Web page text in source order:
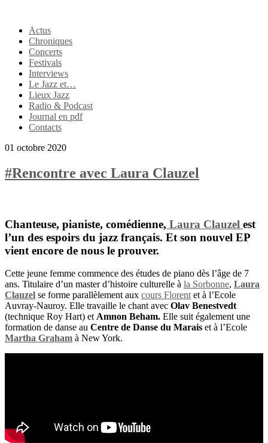
Actus
Chroniques
Concerts
Festivals
Interviews
Le Jazz et…
Lieux Jazz
Radio & Podcast
Journal en pdf
Contacts
01 octobre 2020
#Rencontre avec Laura Clauzel
Chanteuse, pianiste, comédienne, Laura Clauzel est
l’un des espoirs du jazz français. Et son nouvel EP
vient encore de nous le prouver.
Cette jeune femme commence des études de piano dès l’âge de 7
ans. Titulaire d’un master d’histoire culturelle à la Sorbonne, Laura
Clauzel se forme parallèlement aux cours Florent et à l’Ecole
Auvray-Nauroy. Elle travaille le chant avec Olav Benestvedt
(technique Roy Hart) et Amnon Beham. Elle suit également une
formation de danse au Centre de Danse du Marais et à l’Ecole
Martha Graham à New York.